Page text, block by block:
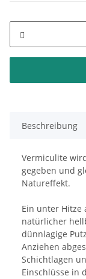
Beschreibung
Vermiculite
gegeben und
Natureffekt.
Ein unter Hitze
natürlicher
dünnlagige
Anziehen
Schichtlagen
Einschlüsse in